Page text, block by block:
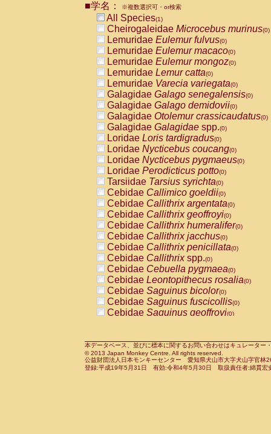
CebidaeCebus nigrivittatus
CebidaeCebus
CebidaeSaimiri boliviensis(0)
CebidaeSaimiri sciureus(0)
AtelidaeAlouatta caraya(0)
AtelidaeAlouatta fusca(0)
AtelidaeAlouatta seniculus
AtelidaeAlouattaspp.(0)
AtelidaeAteles belzebuth(0)
AtelidaeAteles geoffroyi(0)
AtelidaeAteles paniscus(0)
AtelidaeAtelesspp.(0)
Atelidae Lagothrix lagothricha
AtelidaeLagothrix lagothricha cana
PitheciidaeCacajao calvus
PitheciidaeCallicebus cupreus
PitheciidaeCallicebus donacophilus
PitheciidaeCallicebus moloch
PitheciidaeCallicebus torquatus
PitheciidaeCallicebusspp.(0)
PitheciidaeChiropotes satanas(0)
PitheciidaePithecia monachus
PitheciidaePithecia pithecia(0)
CercopithecidaeCercocebus agilis
CercopithecidaeCercocebus
CercopithecidaeCercocebus
CercopithecidaeCercocebus
CercopithecidaeCercocebus
CercopithecidaeCercocebushybrid
CercopithecidaePapio anubis(0)
CercopithecidaePapio cynocephalus
CercopithecidaePapio hamadryas(0)
■学名： ※複数選択可・or検索
All Species(1)
Cheirogaleidae Microcebus murinus(0)
Lemuridae Eulemur fulvus(0)
Lemuridae Eulemur macaco(0)
Lemuridae Eulemur mongoz(0)
Lemuridae Lemur catta(0)
Lemuridae Varecia variegata(0)
Galagidae Galago senegalensis(0)
Galagidae Galago demidovii(0)
Galagidae Otolemur crassicaudatus(0)
Galagidae Galagidae spp.(0)
Loridae Loris tardigradus(0)
Loridae Nycticebus coucang(0)
Loridae Nycticebus pygmaeus(0)
Loridae Perodicticus potto(0)
Tarsiidae Tarsius syrichta(0)
Cebidae Callimico goeldii(0)
Cebidae Callithrix argentata(0)
Cebidae Callithrix geoffroyi(0)
Cebidae Callithrix humeralifer(0)
Cebidae Callithrix jacchus(0)
Cebidae Callithrix penicillata(0)
Cebidae Callithrixspp.(0)
Cebidae Cebuella pygmaea(0)
Cebidae Leontopithecus rosalia(0)
Cebidae Saguinus bicolor(0)
Cebidae Saguinus fuscicollis(0)
Cebidae Saguinus geoffroyi(0)
CebidaeSaguinus leucopus(0)
CebidaeSaguinus midas(0)
Cebidae Saguinus mystax(0)
本データベース、並びに標本に関するお問い合わせはキュレータ
© 2013 Japan Monkey Centre. All rights reserved.
公益財団法人日本モンキーセンター 愛知県犬山市大字犬山字官
登録:平成19年5月31日 有効:令和4年5月30日 取扱責任者:綿貫宏